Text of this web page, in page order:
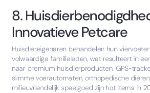
8.
Innovatieve Petcare
Huisdiereigenaren behandelen hun
volwaardige familieleden, wat resulteert in
naar premium huisdierproducten. GPS-
slimme voerautomaten, orthopedische
milieuvriendelijk speelgoed zijn hot items in